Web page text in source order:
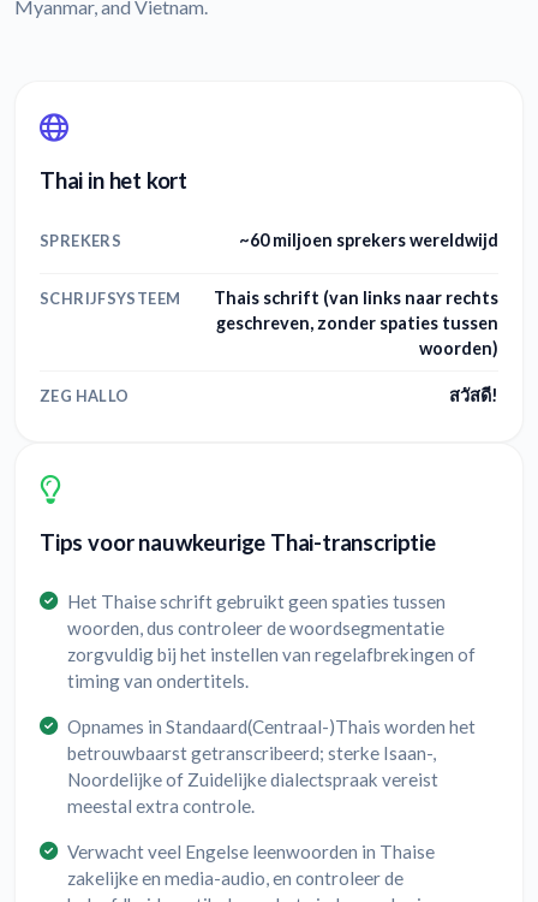
Myanmar, and Vietnam.
Thai in het kort
SPREKERS ~60 miljoen sprekers wereldwijd
SCHRIJFSYSTEEM
Thais schrift (van links naar rechts
geschreven, zonder spaties tussen
woorden)
ZEG HALLO สวัสดี!
Tips voor nauwkeurige Thai-transcriptie
Het Thaise schrift gebruikt geen spaties tussen
woorden, dus controleer de woordsegmentatie
zorgvuldig bij het instellen van regelafbrekingen of
timing van ondertitels.
Opnames in Standaard(Centraal-)Thais worden het
betrouwbaarst getranscribeerd; sterke Isaan-,
Noordelijke of Zuidelijke dialectspraak vereist
meestal extra controle.
Verwacht veel Engelse leenwoorden in Thaise
zakelijke en media-audio, en controleer de